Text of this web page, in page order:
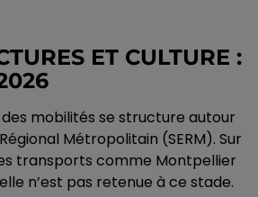
ET CULTURE :
mobilités se structure autour
Métropolitain (SERM). Sur
transports comme Montpellier
n’est pas retenue à ce stade.